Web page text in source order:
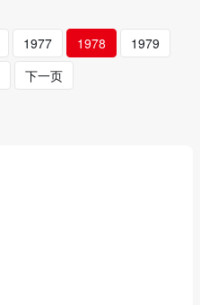
1977 1978
1979
下一页